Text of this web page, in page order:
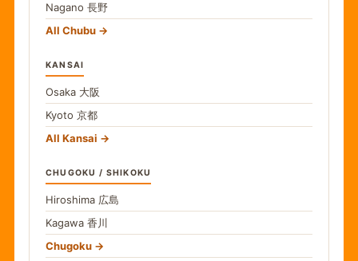
Nagano 長野
All Chubu
KANSAI
Osaka 大阪
Kyoto 京都
All Kansai
CHUGOKU / SHIKOKU
Hiroshima 広島
Kagawa 香川
Chugoku